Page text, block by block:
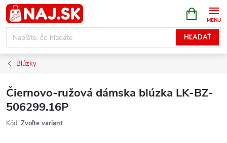
Prejsť
na
obsah
HĽADAŤ
KOŠÍK
Blúzky
Čiernovo-ružová dámska blúzka LK-BZ-
506299.16P
Kód: Zvoľte variant